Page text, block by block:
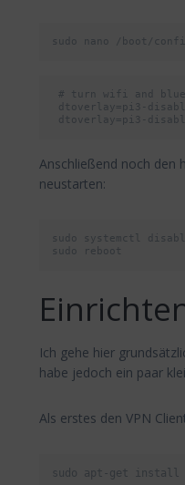
sudo nano /boot/
dtoverlay=pi3-
Anschließend noch den
neustarten:
sudo systemctl
sudo reboot
Ich gehe hier
habe jedoch ein paar
Als erstes den VPN
sudo apt-get install